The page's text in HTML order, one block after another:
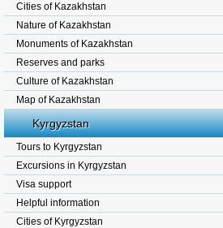
Cities of Kazakhstan
Nature of Kazakhstan
Monuments of Kazakhstan
Reserves and parks
Culture of Kazakhstan
Map of Kazakhstan
Kyrgyzstan
Tours to Kyrgyzstan
Excursions in Kyrgyzstan
Visa support
Helpful information
Cities of Kyrgyzstan